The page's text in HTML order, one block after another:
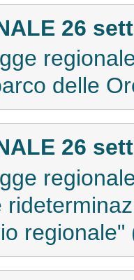
26
delle
26
regionale"